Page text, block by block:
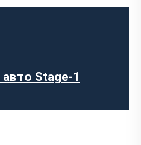
Stage-1